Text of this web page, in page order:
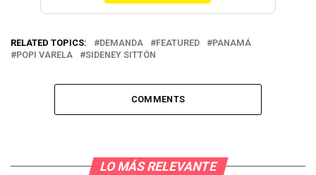
RELATED TOPICS: DEMANDA FEATURED
PANAMÁ
POPI VARELA
SIDENEY SITTÓN
COMMENTS
LO MÁS RELEVANTE